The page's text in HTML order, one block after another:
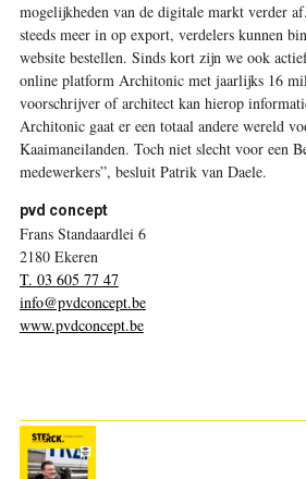
mogelijkheden van de digitale markt verder
steeds meer in op export, verdelers kunnen
website bestellen. Sinds kort zijn we ook
online platform Architonic met jaarlijks 16
voorschrijver of architect kan hierop
Architonic gaat er een totaal andere wereld
Kaaimaneilanden. Toch niet slecht voor een
medewerkers”, besluit Patrik van Daele.
pvd concept
Frans Standaardlei 6
2180 Ekeren
T. 03 605 77 47
info@pvdconcept.be
www.pvdconcept.be